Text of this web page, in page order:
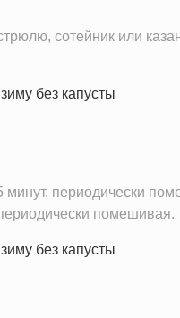
сотейник или
периодически
помешивая.